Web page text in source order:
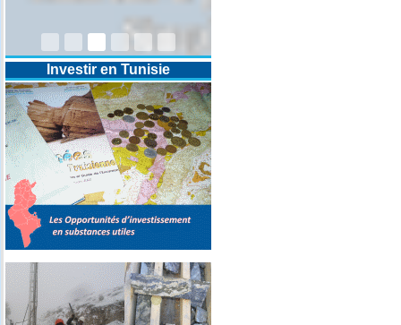
COMPTABLE POUR LES
EXERCICES 2025-2026-2027
Investir en Tunisie